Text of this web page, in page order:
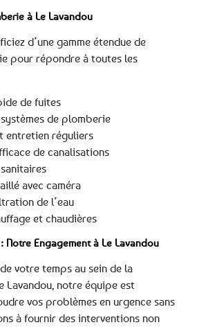
à Le Lavandou
d’une gamme étendue de
pour répondre à toutes les
de fuites
de plomberie
entretien réguliers
de canalisations
avec caméra
de l’eau
et chaudières
Notre Engagement à Le Lavandou
votre temps au sein de la
Lavandou, notre équipe est
vos problèmes en urgence sans
à fournir des interventions non